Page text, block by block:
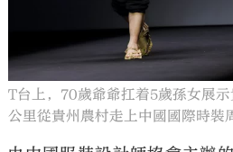
T台上，70歲爺爺扛着5歲孫女展
公里從貴州農村走上中國國際時裝